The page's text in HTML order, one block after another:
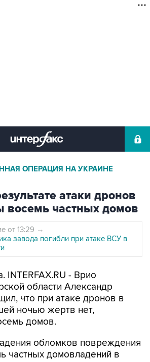
ОПЕРАЦИЯ НА УКРАИНЕ
атаки дронов
восемь частных домов
от 13:29 →
завода погибли при атаке ВСУ в
INTERFAX.RU - Врио
области Александр
что при атаке дронов в
ночью жертв нет,
домов.
обломков повреждения
частных домовладений в